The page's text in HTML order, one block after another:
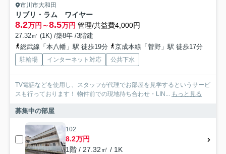
市川市大和田
リブリ・ラム ワイヤー
8.2万円～8.5万円 管理/共益費4,000円
27.32㎡ (1K) /築8年 /3階建
総武線「本八幡」駅 徒歩19分
京成本線「菅野」駅 徒歩17分
駐輪場 インターネット対応 公共下水
TV電話などを使用し、スタッフが代理でお部屋を見学するというサービ
スも行っております！ 物件前での現地待ち合わせ・LIN...
もっと見る
募集中の部屋
102
8.2万円
1階 / 27.32㎡ / 1K